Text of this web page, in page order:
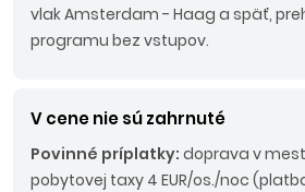
vlak Amsterdam - Haag a späť,
programu bez vstupov.
V cene nie sú zahrnuté
Povinné príplatky: doprava v
pobytovej taxy 4 EUR/os./noc